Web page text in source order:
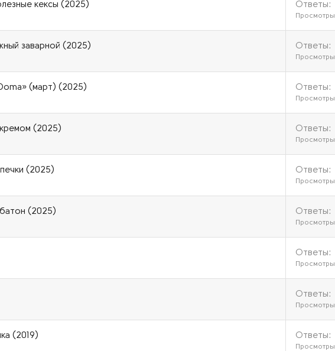
кексы (2025) Ответы
Просмотры
заварной (2025) Ответы
Просмотры
(март) (2025) Ответы
Просмотры
кремом (2025) Ответы
Просмотры
(2025) Ответы
Просмотры
(2025) Ответы
Просмотры
Ответы
Просмотры
Ответы
Просмотры
(2019) Ответы
Просмотры